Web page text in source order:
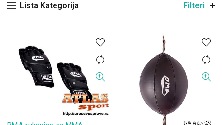
Lista Kategorija Filteri